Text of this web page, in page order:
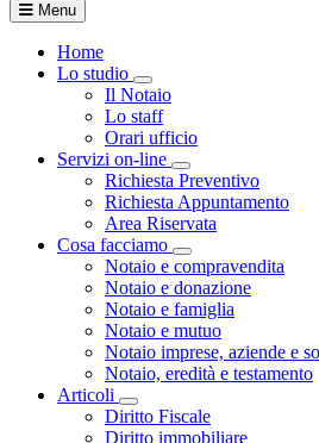
Menu
Home
Lo studio
Visualizza menù di
Il Notaio
Lo staff
Orari ufficio
Servizi on-line
Visualizza menù di
Richiesta Preventivo
Richiesta Appuntamento
Area Riservata
Cosa facciamo
Visualizza menù di
Notaio e compravendita
Notaio e donazione
Notaio e famiglia
Notaio e mutuo
Notaio imprese, aziende e
Notaio, eredità e testamento
Articoli
Visualizza menù di secondo
Diritto Fiscale
Diritto immobiliare